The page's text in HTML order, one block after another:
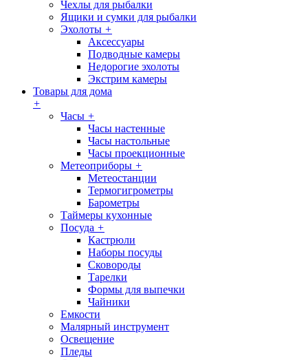
Чехлы для рыбалки
Ящики и сумки для рыбалки
Эхолоты +
Аксессуары
Подводные камеры
Недорогие эхолоты
Экстрим камеры
Товары для дома
+
Часы +
Часы настенные
Часы настольные
Часы проекционные
Метеоприборы +
Метеостанции
Термогигрометры
Барометры
Таймеры кухонные
Посуда +
Кастрюли
Наборы посуды
Сковороды
Тарелки
Формы для выпечки
Чайники
Емкости
Малярный инструмент
Освещение
Пледы